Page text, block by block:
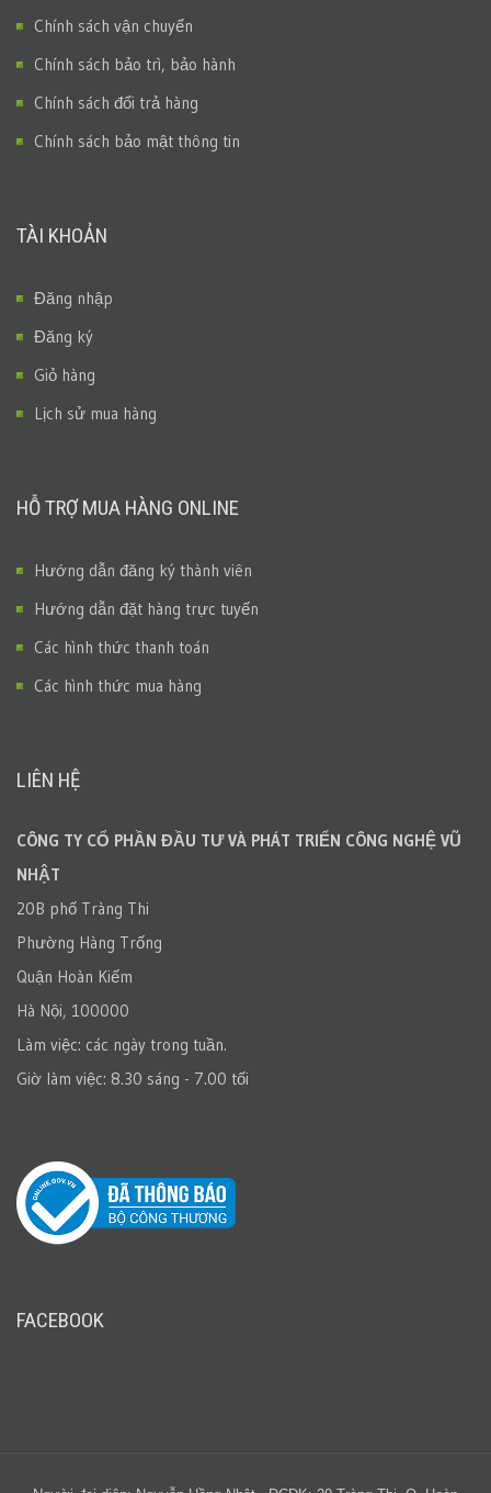
Chính sách vận chuyển
Chính sách bảo trì, bảo hành
Chính sách đổi trả hàng
Chính sách bảo mật thông tin
TÀI KHOẢN
Đăng nhập
Đăng ký
Giỏ hàng
Lịch sử mua hàng
HỖ TRỢ MUA HÀNG ONLINE
Hướng dẫn đăng ký thành viên
Hướng dẫn đặt hàng trực tuyến
Các hình thức thanh toán
Các hình thức mua hàng
LIÊN HỆ
CÔNG TY CỔ PHẦN ĐẦU TƯ VÀ PHÁT TRIỂN CÔNG NGHỆ VŨ
NHẬT
20B phố Tràng Thi
Phường Hàng Trống
Quận Hoàn Kiếm
Hà Nội, 100000
Làm việc: các ngày trong tuần.
Giờ làm việc: 8.30 sáng - 7.00 tối
FACEBOOK